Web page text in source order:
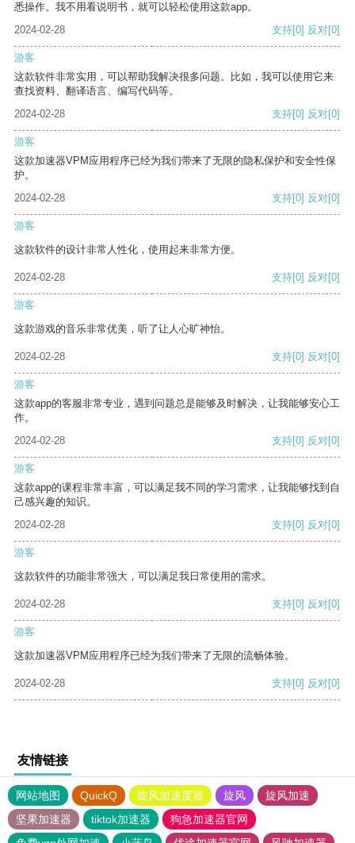
悉操作。我不用看说明书，就可以轻松使用这款app。
2024-02-28
支持[0] 反对[0]
游客
这款软件非常实用，可以帮助我解决很多问题。比如，我可以使用它来
查找资料、翻译语言、编写代码等。
2024-02-28
支持[0] 反对[0]
游客
这款加速器VPM应用程序已经为我们带来了无限的隐私保护和安全性保
护。
2024-02-28
支持[0] 反对[0]
游客
这款软件的设计非常人性化，使用起来非常方便。
2024-02-28 支持[0] 反对[0]
游客
这款游戏的音乐非常优美，听了让人心旷神怡。
2024-02-28 支持[0] 反对[0]
游客
这款app的客服非常专业，遇到问题总是能够及时解决，让我能够安心工
作。
2024-02-28
支持[0] 反对[0]
游客
这款app的课程非常丰富，可以满足我不同的学习需求，让我能够找到自
己感兴趣的知识。
2024-02-28
支持[0] 反对[0]
游客
这款软件的功能非常强大，可以满足我日常使用的需求。
2024-02-28 支持[0] 反对[0]
游客
这款加速器VPM应用程序已经为我们带来了无限的流畅体验。
2024-02-28 支持[0] 反对[0]
友情链接
网站地图 QuickQ 旋风加速度器 旋风
旋风加速
坚果加速器
tiktok加速器
狗急加速器官网